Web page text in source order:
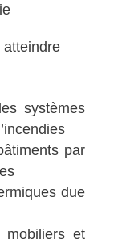
atteindre
systèmes
par
due
mobiliers et